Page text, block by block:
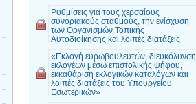
Ρυθμίσεις για τους χερσαίους
συνοριακούς σταθμούς, την ενίσχυση
των Οργανισμών Τοπικής
Αυτοδιοίκησης και λοιπές διατάξεις
«Εκλογή ευρωβουλευτών, διευκόλυνση
εκλογέων μέσω επιστολικής ψήφου,
εκκαθάριση εκλογικών καταλόγων και
λοιπές διατάξεις του Υπουργείου
Εσωτερικών»